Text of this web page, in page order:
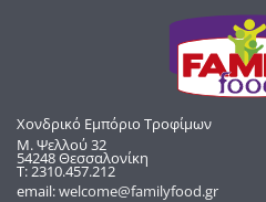
Χονδρικό Εμπόριο Τροφίμων
Μ. Ψελλού 32
54248 Θεσσαλονίκη
Τ: 2310.457.212
email:welcome@familyfood.gr